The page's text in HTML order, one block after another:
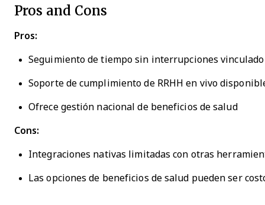
Pros and Cons
Pros:
Seguimiento de tiempo sin interrupciones
Soporte de cumplimiento de RRHH en vivo
Ofrece gestión nacional de beneficios de salud
Cons:
Integraciones nativas limitadas con otras
Las opciones de beneficios de salud pueden ser